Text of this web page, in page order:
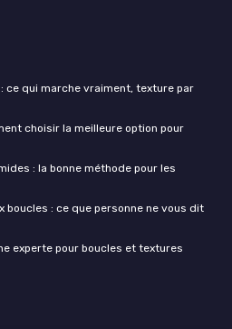
ce qui marche vraiment, texture par
choisir la meilleure option pour
: la bonne méthode pour les
: ce que personne ne vous dit
experte pour boucles et textures